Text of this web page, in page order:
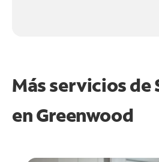
Más servicios de
enGreenwood